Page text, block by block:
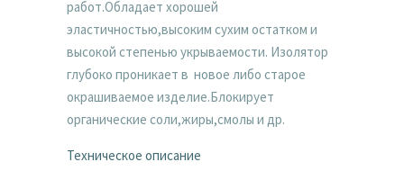
работ.Обладает хорошей
эластичностью,высоким сухим остатком и
высокой степенью укрываемости. Изолятор
глубоко проникает в новое либо старое
окрашиваемое изделие.Блокирует
органические соли,жиры,смолы и др.
Техническое описание